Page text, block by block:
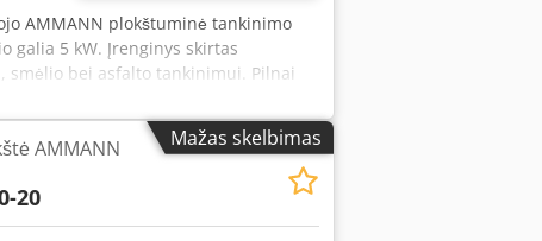
AMMANN plokštuminė tankinimo
galia 5 kW. Įrenginys skirtas
bei asfalto tankinimui. Pilnai
nuotraukas – įprasti naudojimo
2920 • Pagaminimo metai: 1999 •
masė: 190 kg • Rankinis užvedimas •
• Trinkelių klojimo darbai •
Būklė: Naudota, pilnai
variklis.
Mažas skelbimas
AMMANN
20